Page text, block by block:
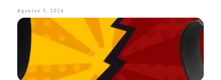
Agustus 5, 2026